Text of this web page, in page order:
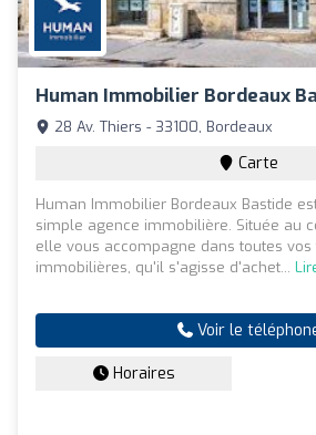
Human Immobilier Bordeaux
28 Av. Thiers - 33100, Bordeaux
Carte
Human Immobilier Bordeaux Bastide
simple agence immobilière. Située au
elle vous accompagne dans toutes vos
immobilières, qu'il s'agisse d'achet...
Voir le
Horaires